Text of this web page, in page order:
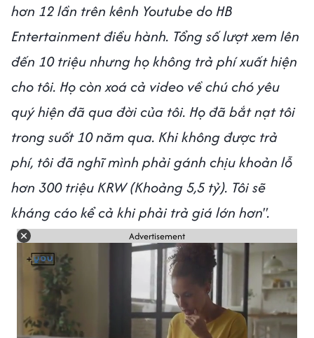
hơn 12 lần trên kênh Youtube do HB
Entertainment điều hành. Tổng số lượt xem lên
đến 10 triệu nhưng họ không trả phí xuất hiện
cho tôi. Họ còn xoá cả video về chú chó yêu
quý hiện đã qua đời của tôi. Họ đã bắt nạt tôi
trong suốt 10 năm qua. Khi không được trả
phí, tôi đã nghĩ mình phải gánh chịu khoản lỗ
hơn 300 triệu KRW (Khoảng 5,5 tỷ). Tôi sẽ
kháng cáo kể cả khi phải trả giá lớn hơn".
Advertisement